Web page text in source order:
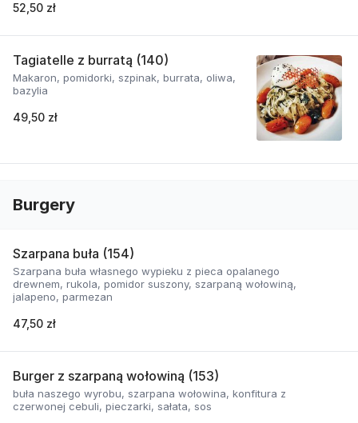
52,50 zł
Tagiatelle z burratą (140)
Makaron, pomidorki, szpinak, burrata, oliwa,
bazylia
49,50 zł
Burgery
Szarpana buła (154)
Szarpana buła własnego wypieku z pieca opalanego
drewnem, rukola, pomidor suszony, szarpaną wołowiną,
jalapeno, parmezan
47,50 zł
Burger z szarpaną wołowiną (153)
buła naszego wyrobu, szarpana wołowina, konfitura z
czerwonej cebuli, pieczarki, sałata, sos